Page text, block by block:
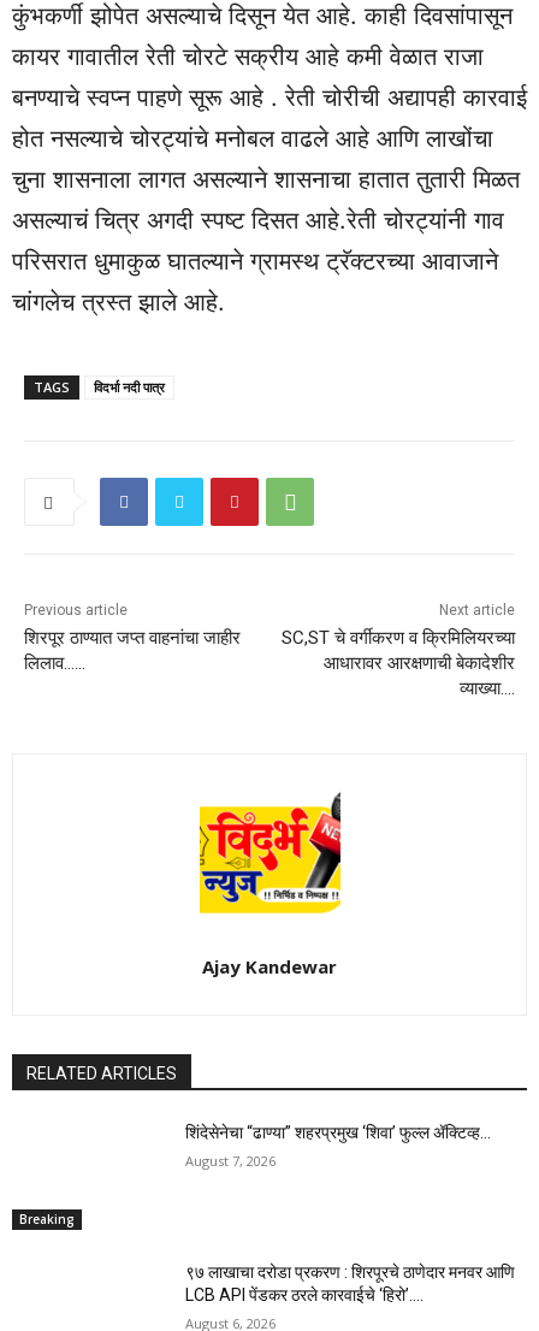
कुंभकर्णी झोपेत असल्याचे दिसून येत आहे. काही दिवसांपासून
कायर गावातील रेती चोरटे सक्रीय आहे कमी वेळात राजा
बनण्याचे स्वप्न पाहणे सूरू आहे . रेती चोरीची अद्यापही कारवाई
होत नसल्याचे चोरट्यांचे मनोबल वाढले आहे आणि लाखोंचा
चुना शासनाला लागत असल्याने शासनाचा हातात तुतारी मिळत
असल्याचं चित्र अगदी स्पष्ट दिसत आहे.रेती चोरट्यांनी गाव
परिसरात धुमाकुळ घातल्याने ग्रामस्थ ट्रॅक्टरच्या आवाजाने
चांगलेच त्रस्त झाले आहे.
TAGS विदर्भा नदी पात्र
Previous article
शिरपूर ठाण्यात जप्त वाहनांचा जाहीर
लिलाव……
Next article
SC,ST चे वर्गीकरण व क्रिमिलियरच्या
आधारावर आरक्षणाची बेकादेशीर
व्याख्या….
Ajay Kandewar
RELATED ARTICLES
Breaking
शिंदेसेनेचा “ढाण्या” शहरप्रमुख ‘शिवा’ फुल्ल ॲक्टिव्ह…
August 7, 2026
९७ लाखाचा दरोडा प्रकरण : शिरपूरचे ठाणेदार मनवर आणि
LCB API पेंडकर ठरले कारवाईचे ‘हिरो’….
August 6, 2026